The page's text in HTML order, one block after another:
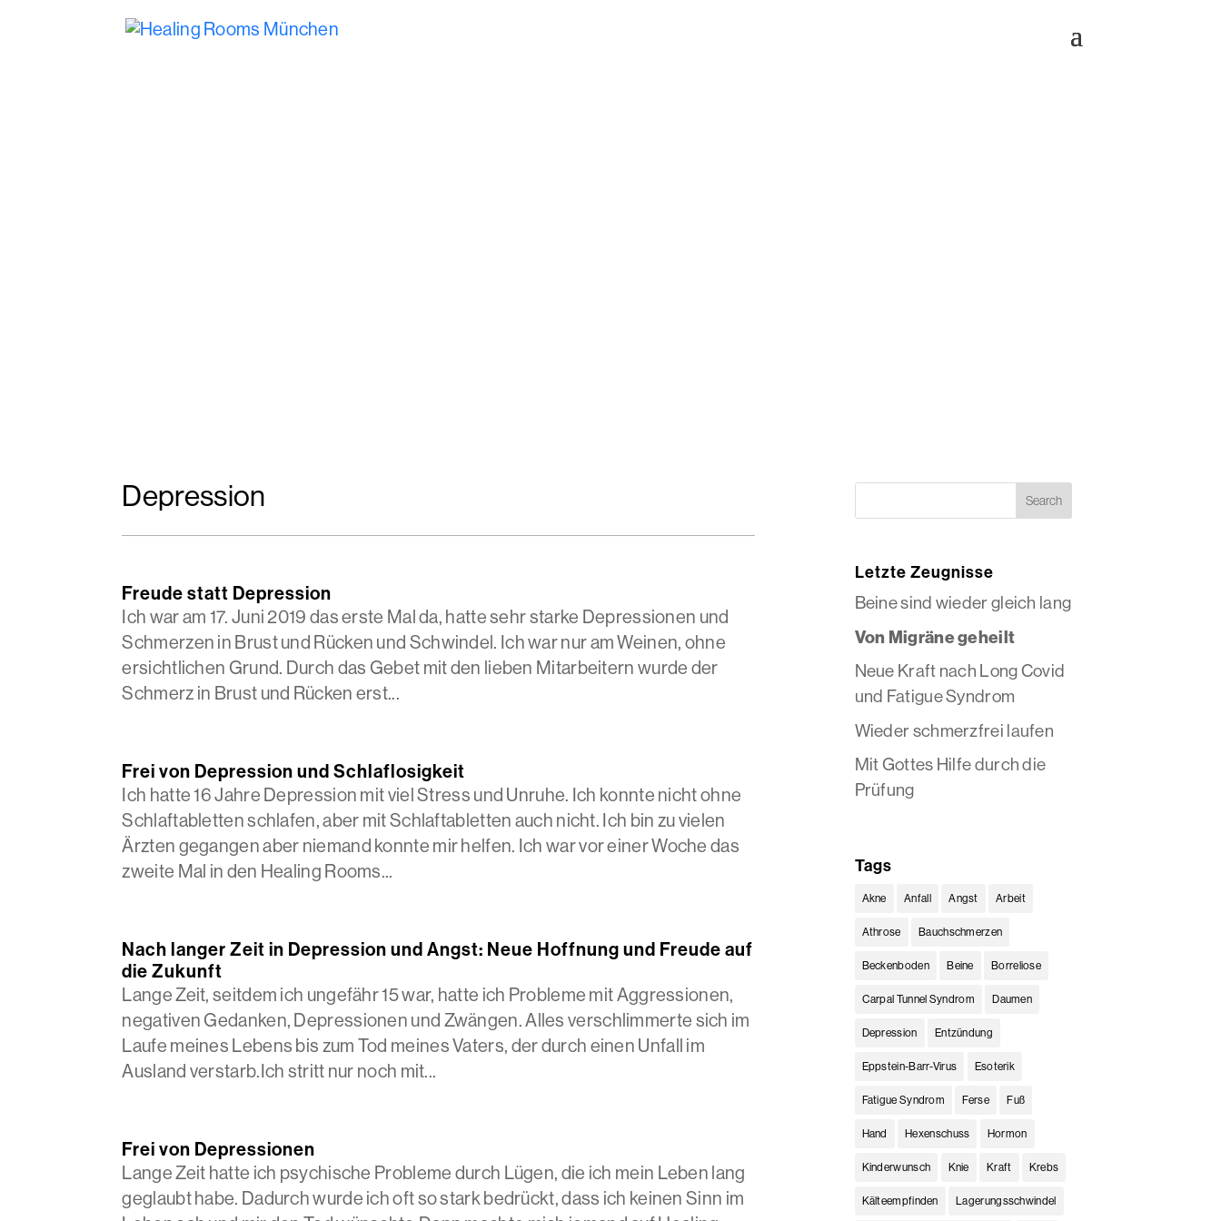
Depression
Freude statt Depression
Ich war am 17. Juni 2019 das erste Mal da, hatte sehr starke Depressionen und
Schmerzen in Brust und Rücken und Schwindel. Ich war nur am Weinen, ohne
ersichtlichen Grund. Durch das Gebet mit den lieben Mitarbeitern wurde der
Schmerz in Brust und Rücken erst...
Frei von Depression und Schlaflosigkeit
Ich hatte 16 Jahre Depression mit viel Stress und Unruhe. Ich konnte nicht ohne
Schlaftabletten schlafen, aber mit Schlaftabletten auch nicht. Ich bin zu vielen
Ärzten gegangen aber niemand konnte mir helfen. Ich war vor einer Woche das
zweite Mal in den Healing Rooms...
Nach langer Zeit in Depression und Angst: Neue Hoffnung und Freude auf
die Zukunft
Lange Zeit, seitdem ich ungefähr 15 war, hatte ich Probleme mit Aggressionen,
negativen Gedanken, Depressionen und Zwängen. Alles verschlimmerte sich im
Laufe meines Lebens bis zum Tod meines Vaters, der durch einen Unfall im
Ausland verstarb.Ich stritt nur noch mit...
Frei von Depressionen
Lange Zeit hatte ich psychische Probleme durch Lügen, die ich mein Leben lang
geglaubt habe. Dadurch wurde ich oft so stark bedrückt, dass ich keinen Sinn im
Letzte Zeugnisse
Beine sind wieder gleich lang
Von Migräne geheilt
Neue Kraft nach Long Covid
und Fatigue Syndrom
Wieder schmerzfrei laufen
Mit Gottes Hilfe durch die
Prüfung
Tags
Akne Anfall Angst Arbeit
Athrose Bauchschmerzen
Beckenboden Beine Borreliose
Carpal Tunnel Syndrom Daumen
Depression Entzündung
Eppstein-Barr-Virus Esoterik
Fatigue Syndrom Ferse Fuß
Hand Hexenschuss Hormon
Kinderwunsch Knie Kraft Krebs
Kälteempfinden Lagerungsschwindel